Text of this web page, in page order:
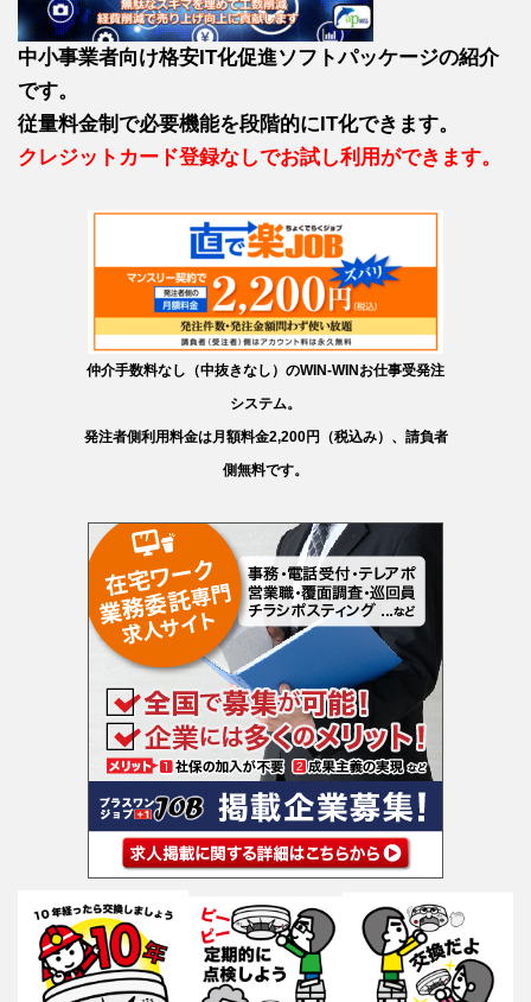
中小事業者向け格安IT化促進ソフトパッケージの紹介
です。
従量料金制で必要機能を段階的にIT化できます。
クレジットカード登録なしでお試し利用ができます。
仲介手数料なし（中抜きなし）のWIN-WINお仕事受発注
システム。
発注者側利用料金は月額料金2,200円（税込み）、請負者
側無料です。